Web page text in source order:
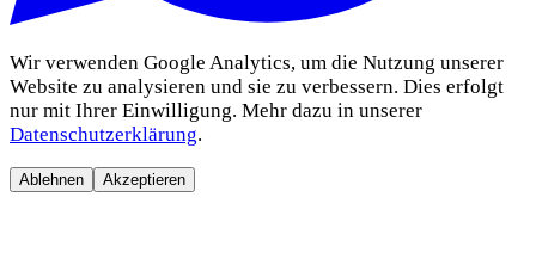
Wir verwenden Google Analytics, um die Nutzung unserer
Website zu analysieren und sie zu verbessern. Dies erfolgt
nur mit Ihrer Einwilligung. Mehr dazu in unserer
Datenschutzerklärung.
Ablehnen Akzeptieren